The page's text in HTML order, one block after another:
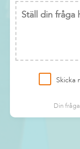
Din
Skicka